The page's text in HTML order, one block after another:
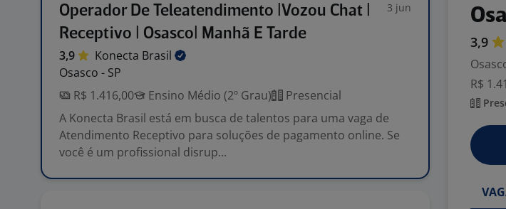
Operador De Teleatendimento |Vozou Chat |
Receptivo | Osasco| Manhã E Tarde
3 jun
3,9 Konecta Brasil
Osasco - SP
R$ 1.416,00
Ensino Médio (2º Grau)
Presencial
A Konecta Brasil está em busca de talentos para uma vaga de
Atendimento Receptivo para soluções de pagamento online. Se
você é um profissional disrup...
3,9
R$